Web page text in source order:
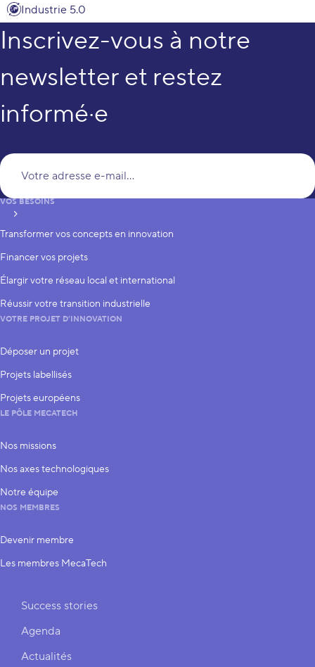
Industrie 5.0
Inscrivez-vous à notre
newsletter et restez
informé·e
S’inscrire
VOS BESOINS
Transformer vos concepts en innovation
Financer vos projets
Élargir votre réseau local et international
Réussir votre transition industrielle
VOTRE PROJET D’INNOVATION
Déposer un projet
Projets labellisés
Projets européens
LE PÔLE MECATECH
Nos missions
Nos axes technologiques
Notre équipe
NOS MEMBRES
Devenir membre
Les membres MecaTech
Liens rapides
Success stories
Agenda
Actualités